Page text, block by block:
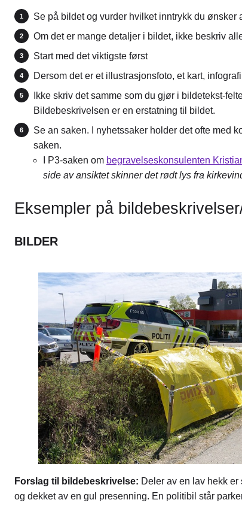
Se på bildet og vurder hvilket inntrykk du
Om det er mange detaljer i bildet, ikke beskriv
Start med det viktigste først
Dersom det er et illustrasjonsfoto, et kart,
Ikke skriv det samme som du gjør i bildetekst-
Bildebeskrivelsen er en erstatning til bildet.
Se an saken. I nyhetssaker holder det ofte med
saken.
I P3-saken om begravelseskonsulenten
side av ansiktet skinner det rødt lys fra
Eksempler på
BILDER
Forslag til bildebeskrivelse: Deler av en lav hekk
og dekket av en gul presenning. En politibil står